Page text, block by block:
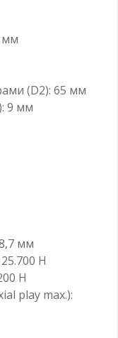
мм
(D2): 65 мм
9 мм
мм
Н
Н
play max.):